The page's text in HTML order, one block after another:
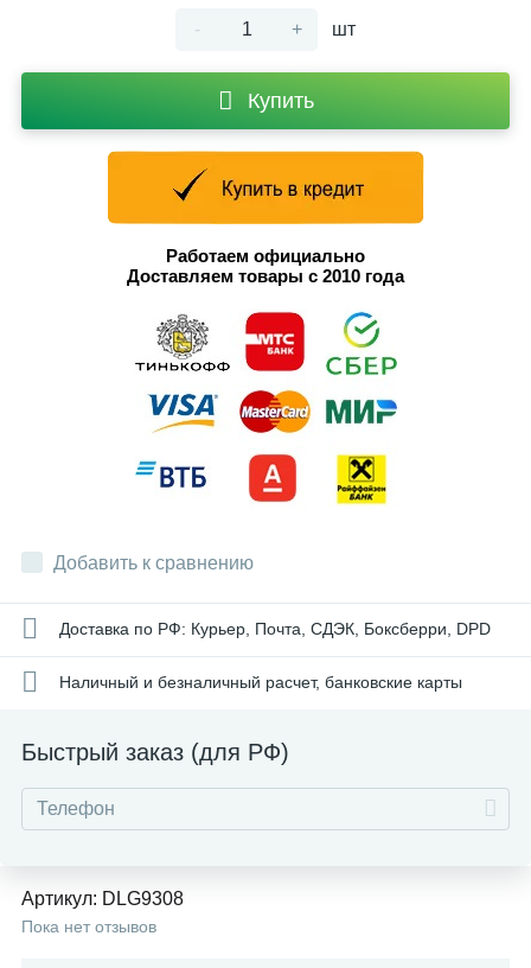
- + шт
Купить
Работаем официально
Доставляем товары с 2010 года
Добавить к сравнению
Доставка по РФ: Курьер, Почта, СДЭК, Боксберри, DPD
Наличный и безналичный расчет, банковские карты
Быстрый заказ (для РФ)
Артикул: DLG9308
Пока нет отзывов